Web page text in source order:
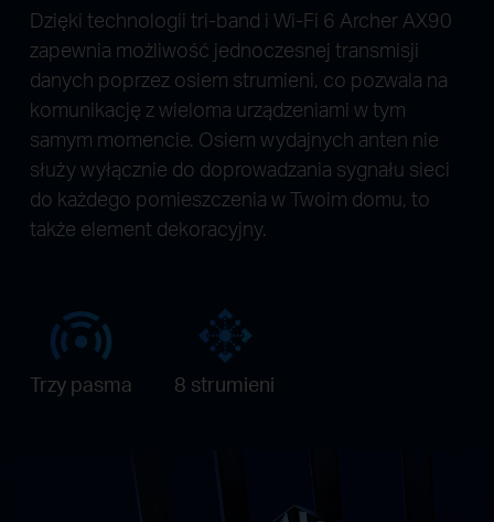
Dzięki technologii tri-band i Wi-Fi 6 Archer AX90
zapewnia możliwość jednoczesnej transmisji
danych poprzez osiem strumieni, co pozwala na
komunikację z wieloma urządzeniami w tym
samym momencie. Osiem wydajnych anten nie
służy wyłącznie do doprowadzania sygnału sieci
do każdego pomieszczenia w Twoim domu, to
także element dekoracyjny.
Trzy pasma 8 strumieni